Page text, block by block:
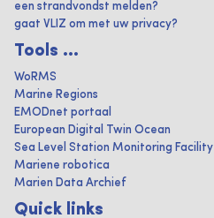
een strandvondst melden?
gaat VLIZ om met uw privacy?
Tools ...
WoRMS
Marine Regions
EMODnet portaal
European Digital Twin Ocean
Sea Level Station Monitoring Facility
Mariene robotica
Marien Data Archief
Quick links